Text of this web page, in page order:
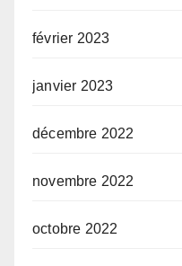
février 2023
janvier 2023
décembre 2022
novembre 2022
octobre 2022